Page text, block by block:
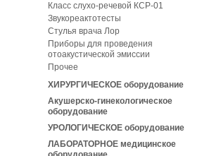
Класс слухо-речевой КСР-01
Звукореактотесты
Стулья врача Лор
Приборы для проведения
отоакустической эмиссии
Прочее
ХИРУРГИЧЕСКОЕ оборудование
Акушерско-гинекологическое
оборудование
УРОЛОГИЧЕСКОЕ оборудование
ЛАБОРАТОРНОЕ медицинское